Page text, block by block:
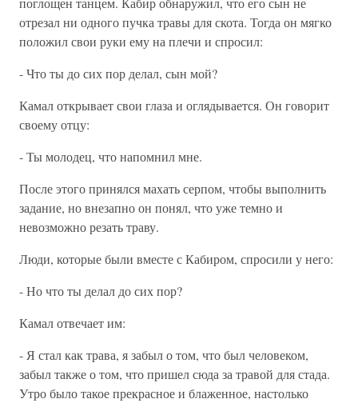
отрезал ни одного пучка травы для скота. Тогда он мягко
положил свои руки ему на плечи и спросил:
- Что ты до сих пор делал, сын мой?
Камал открывает свои глаза и оглядывается. Он говорит
своему отцу:
- Ты молодец, что напомнил мне.
После этого принялся махать серпом, чтобы выполнить
задание, но внезапно он понял, что уже темно и
невозможно резать траву.
Люди, которые были вместе с Кабиром, спросили у него:
- Но что ты делал до сих пор?
Камал отвечает им:
- Я стал как трава, я забыл о том, что был человеком,
забыл также о том, что пришел сюда за травой для стада.
Утро было такое прекрасное и блаженное, настолько